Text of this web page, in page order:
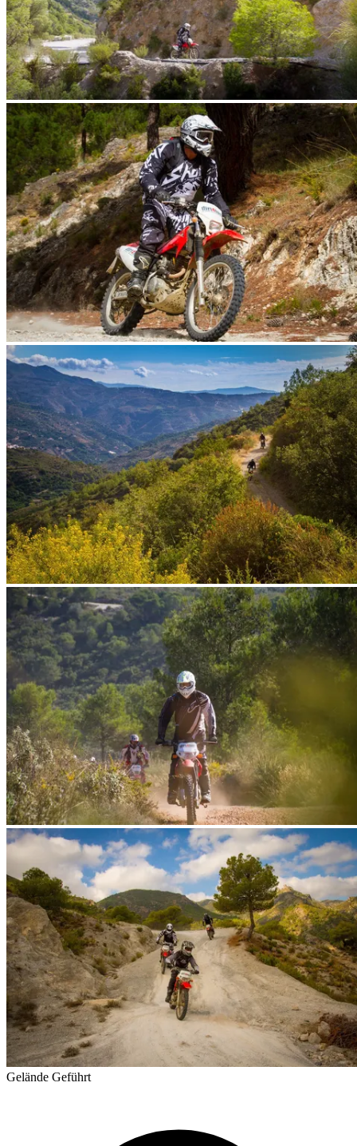
Gelände Geführt